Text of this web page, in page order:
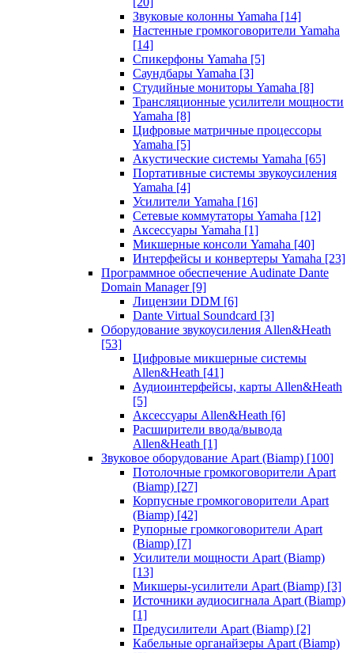
Звуковые колонны Yamaha [14]
Настенные громкоговорители Yamaha
[14]
Спикерфоны Yamaha [5]
Саундбары Yamaha [3]
Студийные мониторы Yamaha [8]
Трансляционные усилители мощности
Yamaha [8]
Цифровые матричные процессоры
Yamaha [5]
Акустические системы Yamaha [65]
Портативные системы звукоусиления
Yamaha [4]
Усилители Yamaha [16]
Сетевые коммутаторы Yamaha [12]
Аксессуары Yamaha [1]
Микшерные консоли Yamaha [40]
Интерфейсы и конвертеры Yamaha [23]
Программное обеспечение Audinate Dante
Domain Manager [9]
Лицензии DDM [6]
Dante Virtual Soundcard [3]
Оборудование звукоусиления Allen&Heath
[53]
Цифровые микшерные системы
Allen&Heath [41]
Аудиоинтерфейсы, карты Allen&Heath
[5]
Аксессуары Allen&Heath [6]
Расширители ввода/вывода
Allen&Heath [1]
Звуковое оборудование Apart (Biamp) [100]
Потолочные громкоговорители Apart
(Biamp) [27]
Корпусные громкоговорители Apart
(Biamp) [42]
Рупорные громкоговорители Apart
(Biamp) [7]
Усилители мощности Apart (Biamp)
[13]
Микшеры-усилители Apart (Biamp) [3]
Источники аудиосигнала Apart (Biamp)
[1]
Предусилители Apart (Biamp) [2]
Кабельные органайзеры Apart (Biamp)